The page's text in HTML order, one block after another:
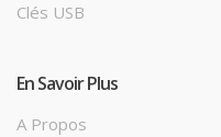
Clés USB
En Savoir Plus
A Propos